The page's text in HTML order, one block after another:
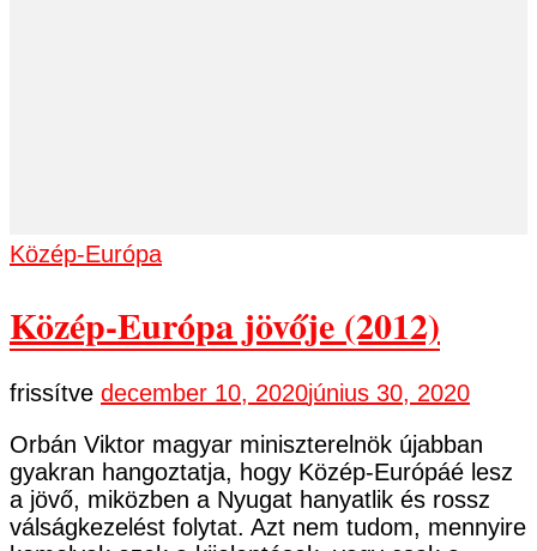
Közép-Európa
Közép-Európa jövője (2012)
frissítve december 10, 2020június 30, 2020
Orbán Viktor magyar miniszterelnök újabban
gyakran hangoztatja, hogy Közép-Európáé lesz
a jövő, miközben a Nyugat hanyatlik és rossz
válságkezelést folytat. Azt nem tudom, mennyire